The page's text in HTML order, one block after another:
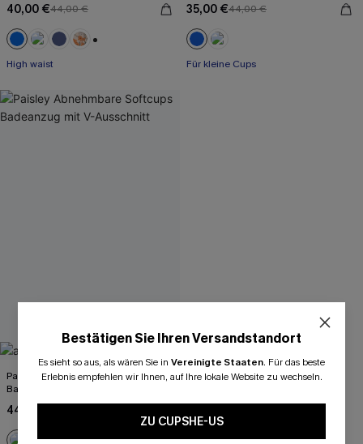
40,00 €44,00 €
High waist
35,00 €44,00 €
Für kleine Cups
Paisley Abnehmbare Softcups
Badeanzug mit V-Ausschnitt
44,00 €
Bestätigen Sie Ihren Versandstandort
Es sieht so aus, als wären Sie in Vereinigte Staaten. Für das beste
Erlebnis empfehlen wir Ihnen, auf Ihre lokale Website zu wechseln.
ZU CUPSHE-US